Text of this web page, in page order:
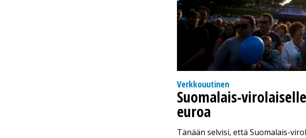
Verkkouutinen
Suomalais-
euroa
Tänään selvisi, että Suomalais-